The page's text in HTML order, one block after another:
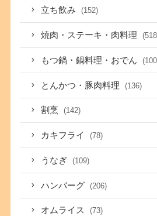
立ち飲み (152)
焼肉・ステーキ・肉料理
もつ鍋・鍋料理・おでん
とんかつ・豚肉料理 (136)
割烹 (142)
カキフライ (78)
うなぎ (109)
ハンバーグ (206)
オムライス (73)